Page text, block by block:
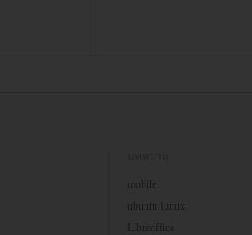
mobile
ubuntu Linux